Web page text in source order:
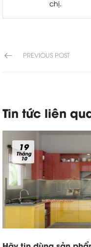
chị.
PREVIOUS POST
Tin tức liên
19
Tháng
10